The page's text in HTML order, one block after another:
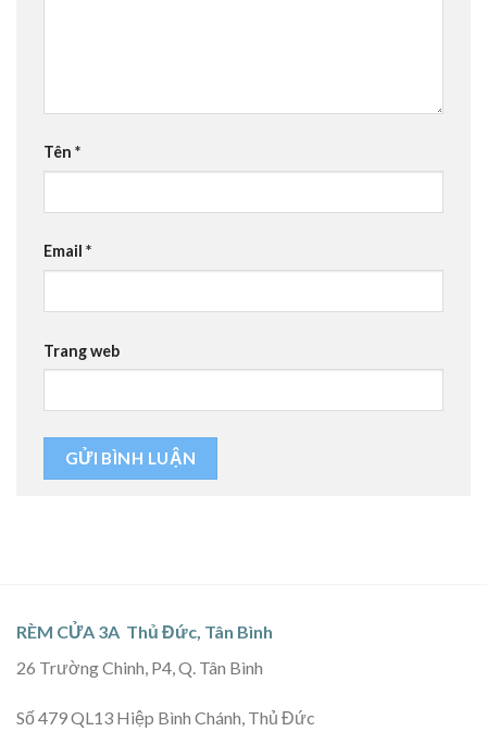
Tên *
Email *
Trang web
RÈM CỬA 3A Thủ Đức, Tân Bình
26 Trường Chinh, P4, Q. Tân Bình
Số 479 QL13 Hiệp Bình Chánh, Thủ Đức